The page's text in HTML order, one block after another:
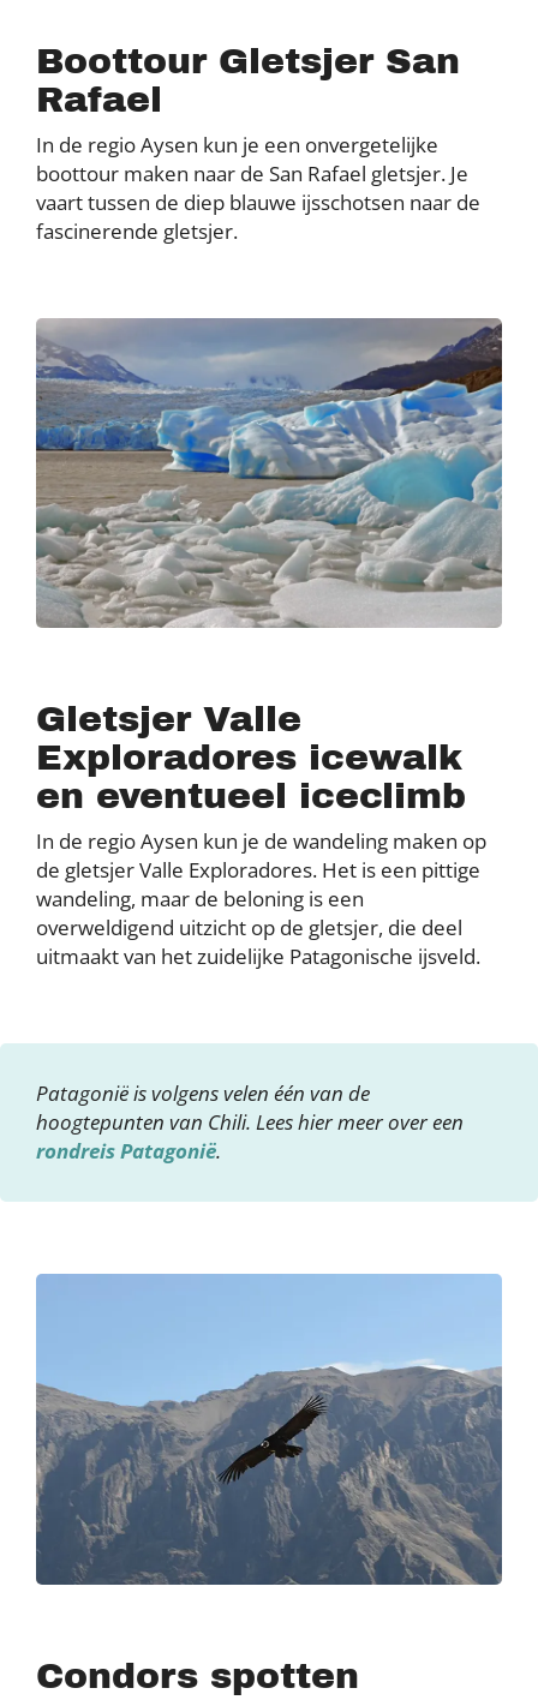
Boottour Gletsjer San
Rafael
In de regio Aysen kun je een onvergetelijke
boottour maken naar de San Rafael gletsjer. Je
vaart tussen de diep blauwe ijsschotsen naar de
fascinerende gletsjer.
Gletsjer Valle
Exploradores icewalk
en eventueel iceclimb
In de regio Aysen kun je de wandeling maken op
de gletsjer Valle Exploradores. Het is een pittige
wandeling, maar de beloning is een
overweldigend uitzicht op de gletsjer, die deel
uitmaakt van het zuidelijke Patagonische ijsveld.
Patagonië is volgens velen één van de
hoogtepunten van Chili. Lees hier meer over een
rondreis Patagonië.
Condors spotten